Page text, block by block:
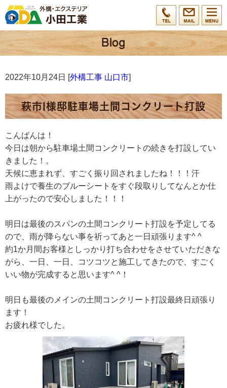
2022年10月24日 [外構工事 山口市]
萩市I様邸駐車場土間コンクリート打設
こんばんは！
今日は朝から駐車場土間コンクリートの続きを打設してい
きました！。
天候に恵まれず、すごく振り回されましたね！！！汗
雨よけで養生のブルーシートをすぐ段取りしてなんとか仕
上がったので安心しました！！！
明日は最後のスパンの土間コンクリート打設を予定してる
ので、雨が降らない事を祈ってあと一日頑張ります^ ^
約1か月間お客様としっかり打ち合わせをさせていただきな
がら、一日、一日、コツコツと施工してきたので、すごく
いい物が完成すると思います^ ^！
明日も最後のメインの土間コンクリート打設最終日頑張り
ます！
お疲れ様でした。